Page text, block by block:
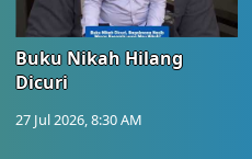
Buku Nikah Hilang
Dicuri
27 Jul 2026, 8:30 AM